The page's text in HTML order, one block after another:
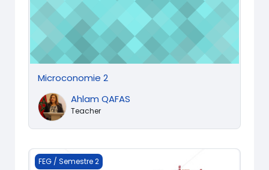
Microconomie 2
Ahlam QAFAS
Teacher
Probabilités
FEG / Semestre 2